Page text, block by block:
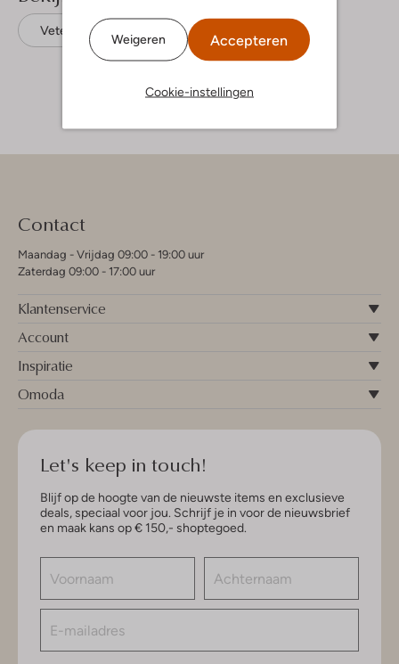
Weigeren Accepteren
Cookie-instellingen
Veterboots Greve
Contact
Maandag - Vrijdag 09:00 - 19:00 uur
Zaterdag 09:00 - 17:00 uur
Klantenservice
Account
Inspiratie
Omoda
Let's keep in touch!
Blijf op de hoogte van de nieuwste items en exclusieve
deals, speciaal voor jou. Schrijf je in voor de nieuwsbrief
en maak kans op € 150,- shoptegoed.